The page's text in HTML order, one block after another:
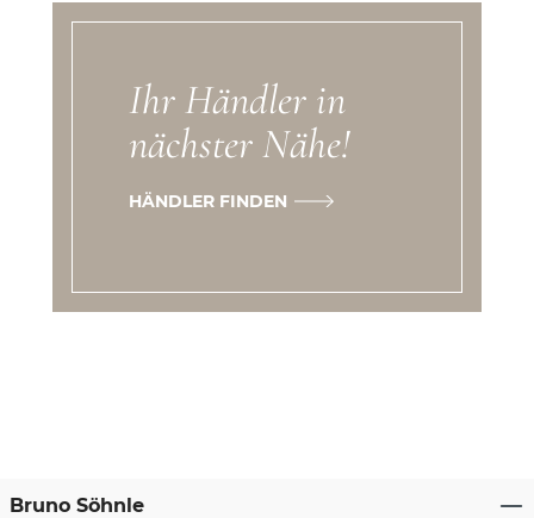
Ihr Händler in
nächster Nähe!
HÄNDLER FINDEN
Bruno Söhnle